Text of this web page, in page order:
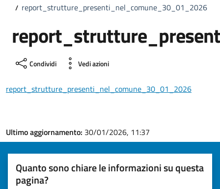
report_strutture_presenti_nel_comune_30_01_2026
Condividi Vedi azioni
report_strutture_presenti_nel_comune_30_01_2026
Ultimo aggiornamento: 30/01/2026, 11:37
Quanto sono chiare le informazioni su questa
pagina?